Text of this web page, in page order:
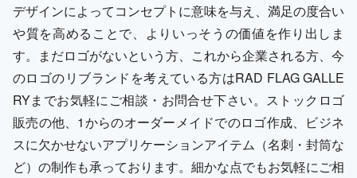
デザインによってコンセプトに意味を与え、満足の度合い
や質を高めることで、よりいっそうの価値を作り出しま
す。まだロゴがないという方、これから企業される方、今
のロゴのリブランドを考えている方はRAD FLAG GALLE
RYまでお気軽にご相談・お問合せ下さい。ストックロゴ
販売の他、1からのオーダーメイドでのロゴ作成、ビジネ
スに欠かせないアプリケーションアイテム（名刺・封筒な
ど）の制作も承っております。細かな点でもお気軽にご相